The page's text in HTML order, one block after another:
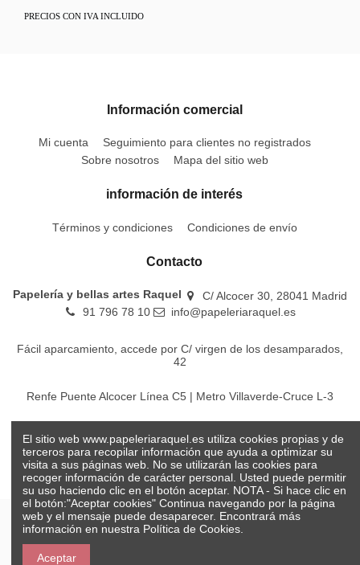
PRECIOS CON IVA INCLUIDO
Información comercial
Mi cuenta
Seguimiento para clientes no registrados
Sobre nosotros
Mapa del sitio web
información de interés
Términos y condiciones Condiciones de envío
Contacto
Papelería y bellas artes Raquel
C/ Alcocer 30, 28041 Madrid
91 796 78 10
info@papeleriaraquel.es
Fácil aparcamiento, accede por C/ virgen de los desamparados,
42
Renfe Puente Alcocer Línea C5 | Metro Villaverde-Cruce L-3
El sitio web www.papeleriaraquel.es utiliza cookies propias y de
terceros para recopilar información que ayuda a optimizar su
visita a sus páginas web. No se utilizarán las cookies para
recoger información de carácter personal. Usted puede permitir
su uso haciendo clic en el botón aceptar. NOTA - Si hace clic en
el botón:"Aceptar cookies" Continua navegando por la página
web y el mensaje puede desaparecer. Encontrará más
información en nuestra Política de Cookies.
Aceptar